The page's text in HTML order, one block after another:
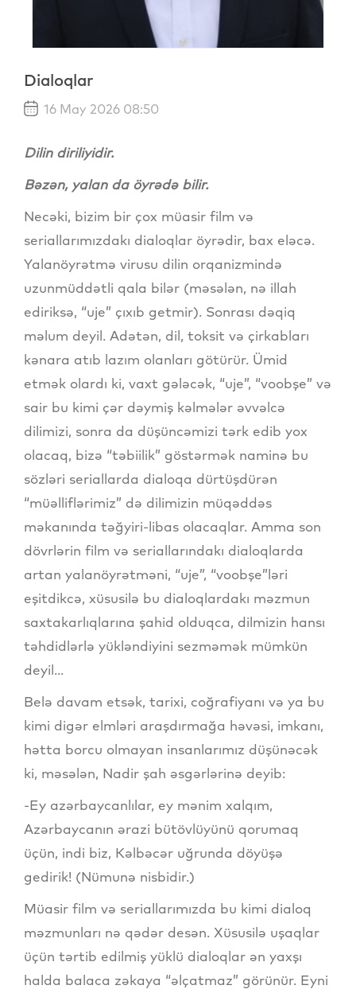
Dialoqlar
16 May 2026 08:50
Dilin diriliyidir.
Bəzən, yalan da öyrədə bilir.
Necəki, bizim bir çox müasir film və
seriallarımızdakı dialoqlar öyrədir, bax eləcə.
Yalanöyrətmə virusu dilin orqanizmində
uzunmüddətli qala bilər (məsələn, nə illah
ediriksə, “uje” çıxıb getmir). Sonrası dəqiq
məlum deyil. Adətən, dil, toksit və çirkabları
kənara atıb lazım olanları götürür. Ümid
etmək olardı ki, vaxt gələcək, “uje”, “voobşe” və
sair bu kimi çər dəymiş kəlmələr əvvəlcə
dilimizi, sonra da düşüncəmizi tərk edib yox
olacaq, bizə “təbiilik” göstərmək naminə bu
sözləri seriallarda dialoqa dürtüşdürən
“müəlliflərimiz” də dilimizin müqəddəs
məkanında təğyiri-libas olacaqlar. Amma son
dövrlərin film və seriallarındakı dialoqlarda
artan yalanöyrətməni, “uje”, “voobşe”ləri
eşitdikcə, xüsusilə bu dialoqlardakı məzmun
saxtakarlıqlarına şahid olduqca, dilmizin hansı
təhdidlərlə yükləndiyini sezməmək mümkün
deyil...
Belə davam etsək, tarixi, coğrafiyanı və ya bu
kimi digər elmləri araşdırmağa həvəsi, imkanı,
hətta borcu olmayan insanlarımız düşünəcək
ki, məsələn, Nadir şah əsgərlərinə deyib:
-Ey azərbaycanlılar, ey mənim xalqım,
Azərbaycanın ərazi bütövlüyünü qorumaq
üçün, indi biz, Kəlbəcər uğrunda döyüşə
gedirik! (Nümunə nisbidir.)
Müasir film və seriallarımızda bu kimi dialoq
məzmunları nə qədər desən. Xüsusilə uşaqlar
üçün tərtib edilmiş yüklü dialoqlar ən yaxşı
halda balaca zəkaya “əlçatmaz” görünür. Eyni